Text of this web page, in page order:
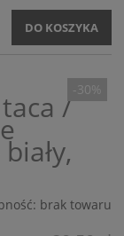
DO KOSZYKA
/
brak towaru
-30%